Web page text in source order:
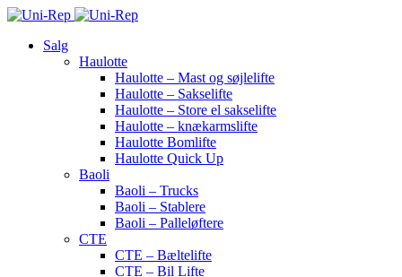
Salg
Haulotte
Haulotte – Mast og søjlelifte
Haulotte – Sakselifte
Haulotte – Store el sakselifte
Haulotte – knækarmslifte
Haulotte Bomlifte
Haulotte Quick Up
Baoli
Baoli – Trucks
Baoli – Stablere
Baoli – Palleløftere
CTE
CTE – Bæltelifte
CTE – Bil Lifte